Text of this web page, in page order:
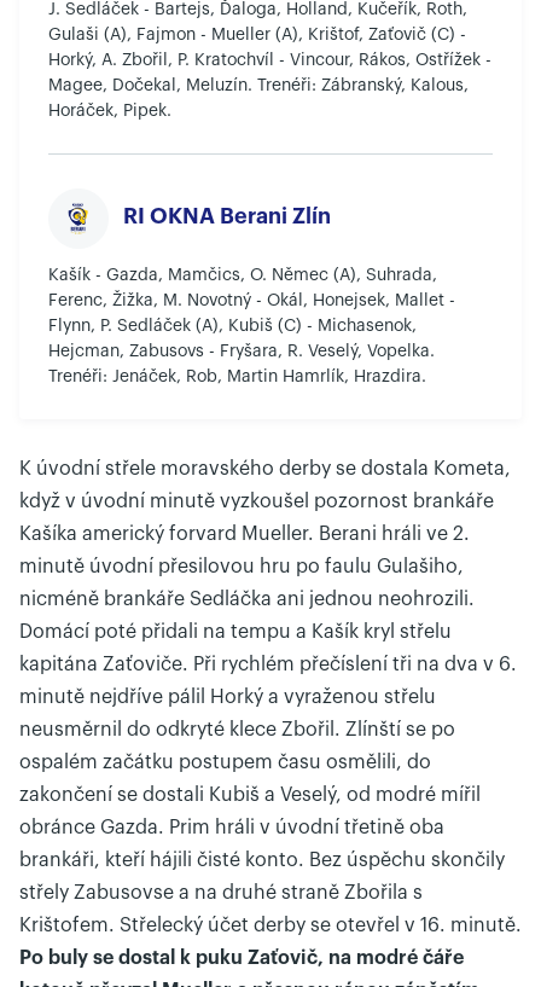
J. Sedláček - Bartejs, Ďaloga, Holland, Kučeřík, Roth,
Gulaši (A), Fajmon - Mueller (A), Krištof, Zaťovič (C) -
Horký, A. Zbořil, P. Kratochvíl - Vincour, Rákos, Ostřížek -
Magee, Dočekal, Meluzín. Trenéři: Zábranský, Kalous,
Horáček, Pipek.
RI OKNA Berani Zlín
Kašík - Gazda, Mamčics, O. Němec (A), Suhrada,
Ferenc, Žižka, M. Novotný - Okál, Honejsek, Mallet -
Flynn, P. Sedláček (A), Kubiš (C) - Michasenok,
Hejcman, Zabusovs - Fryšara, R. Veselý, Vopelka.
Trenéři: Jenáček, Rob, Martin Hamrlík, Hrazdira.
K úvodní střele moravského derby se dostala Kometa,
když v úvodní minutě vyzkoušel pozornost brankáře
Kašíka americký forvard Mueller. Berani hráli ve 2.
minutě úvodní přesilovou hru po faulu Gulašiho,
nicméně brankáře Sedláčka ani jednou neohrozili.
Domácí poté přidali na tempu a Kašík kryl střelu
kapitána Zaťoviče. Při rychlém přečíslení tři na dva v 6.
minutě nejdříve pálil Horký a vyraženou střelu
neusměrnil do odkryté klece Zbořil. Zlínští se po
ospalém začátku postupem času osmělili, do
zakončení se dostali Kubiš a Veselý, od modré mířil
obránce Gazda. Prim hráli v úvodní třetině oba
brankáři, kteří hájili čisté konto. Bez úspěchu skončily
střely Zabusovse a na druhé straně Zbořila s
Krištofem. Střelecký účet derby se otevřel v 16. minutě.
Po buly se dostal k puku Zaťovič, na modré čáře